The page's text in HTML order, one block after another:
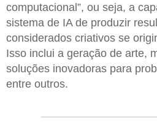
computacional”, ou seja, a
sistema de IA de produzir
considerados criativos se
Isso inclui a geração de arte,
soluções inovadoras para
entre outros.